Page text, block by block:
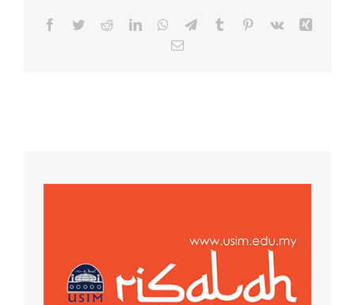
Facebook
TwitterRedditLinkedInWhatsApp
TelegramTumblr Pinterest
Vk
Email